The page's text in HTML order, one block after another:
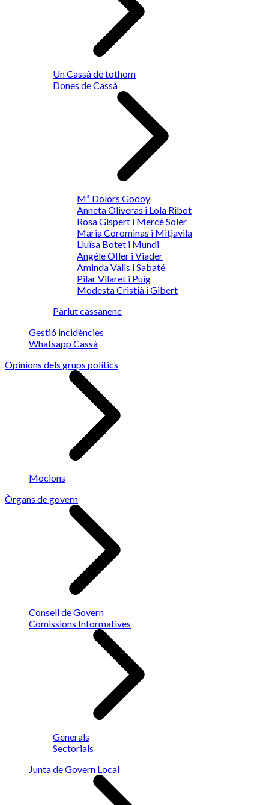
Un Cassà de tothom
Dones de Cassà
Mª Dolors Godoy
Anneta Oliveras i Lola Ribot
Rosa Gispert i Mercè Soler
Maria Corominas i Mitjavila
Lluïsa Botet i Mundi
Angèle OIler i Viader
Aminda Valls i Sabaté
Pilar Vilaret i Puig
Modesta Cristià i Gibert
Pàrlut cassanenc
Gestió incidències
Whatsapp Cassà
Opinions dels grups polítics
Mocions
Òrgans de govern
Consell de Govern
Comissions Informatives
Generals
Sectorials
Junta de Govern Local